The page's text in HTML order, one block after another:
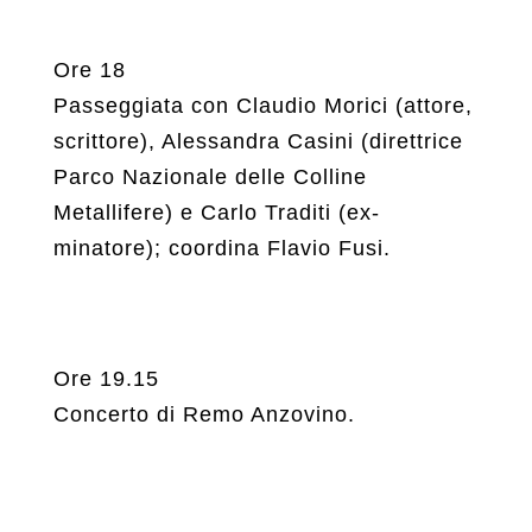
Ore 18
Passeggiata con Claudio Morici (attore,
scrittore), Alessandra Casini (direttrice
Parco Nazionale delle Colline
Metallifere) e Carlo Traditi (ex-
minatore); coordina Flavio Fusi.
Ore 19.15
Concerto di Remo Anzovino.